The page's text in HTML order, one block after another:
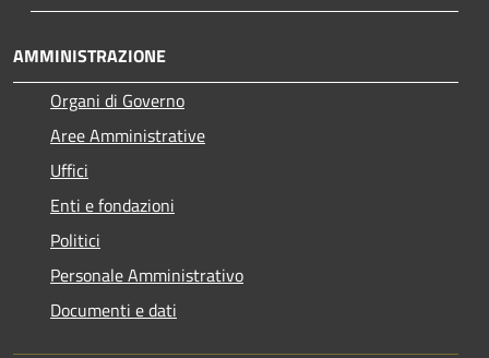
AMMINISTRAZIONE
Organi di Governo
Aree Amministrative
Uffici
Enti e fondazioni
Politici
Personale Amministrativo
Documenti e dati